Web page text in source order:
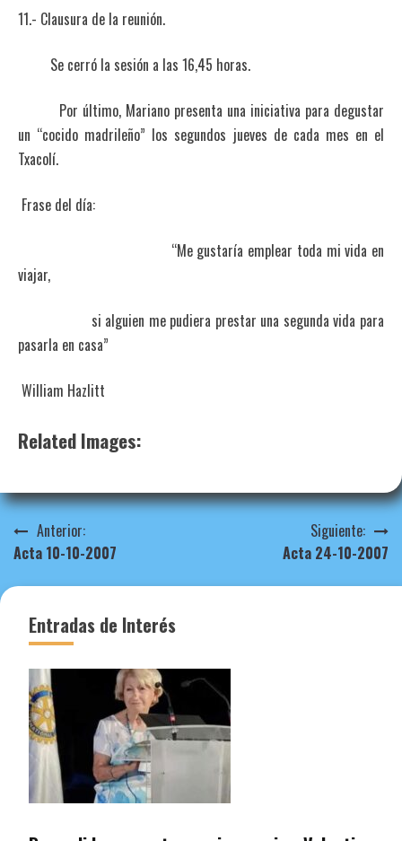
11.- Clausura de la reunión.
Se cerró la sesión a las 16,45 horas.
Por último, Mariano presenta una iniciativa para degustar
un “cocido madrileño” los segundos jueves de cada mes en el
Txacolí.
Frase del día:
“Me gustaría emplear toda mi vida en
viajar,
si alguien me pudiera prestar una segunda vida para
pasarla en casa”
William Hazlitt
Related Images:
Navegación
de
Anterior:
Acta 10-10-2007
Siguiente:
Acta 24-10-2007
Entradas de Interés